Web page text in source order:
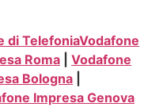
di TelefoniaVodafone
Roma
Vodafone
Bologna
Impresa Genova